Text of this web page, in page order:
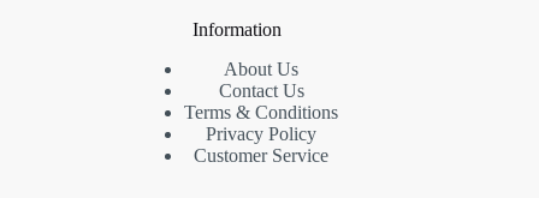
Information
About Us
Contact Us
Terms & Conditions
Privacy Policy
Customer Service